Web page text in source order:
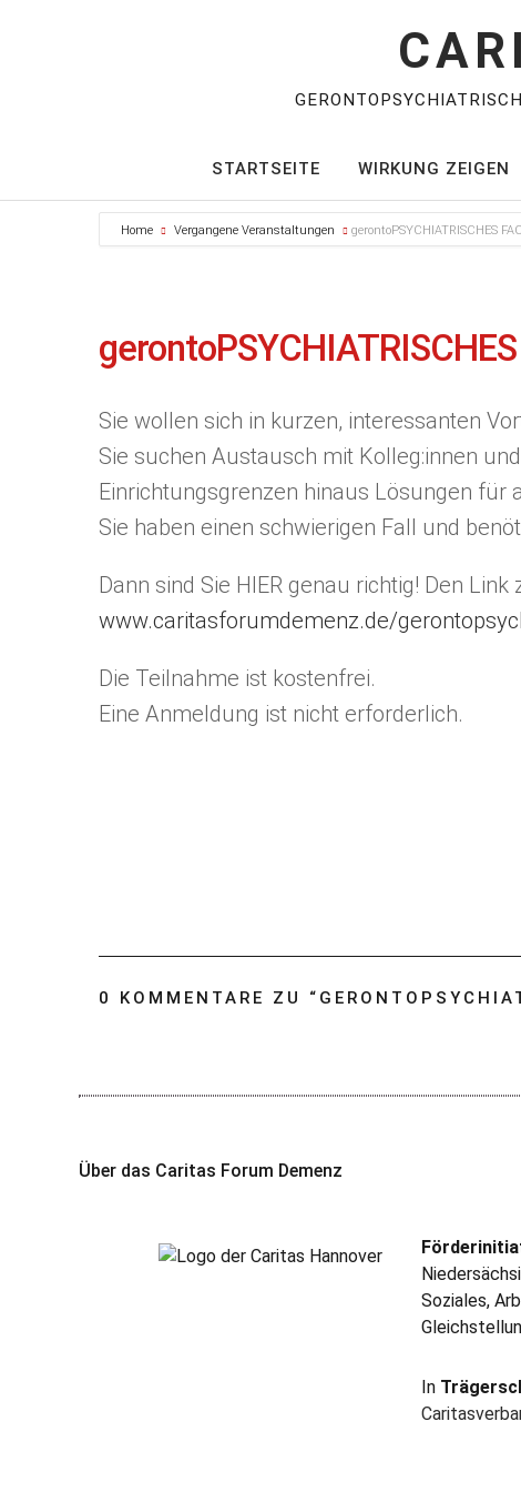
STARTSEITE WIRKUNG ZEIGEN
Home Vergangene Veranstaltungen gerontoPSYCHIATRISCHES
Sie wollen sich in kurzen, interessanten
Sie suchen Austausch mit Kolleg:innen
Einrichtungsgrenzen hinaus Lösungen
Sie haben einen schwierigen Fall und
Dann sind Sie HIER genau richtig! Den
www.caritasforumdemenz.de/
Die Teilnahme ist kostenfrei.
Eine Anmeldung ist nicht erforderlich.
0 KOMMENTARE ZU “
Über das Caritas Forum Demenz
Soziales,
In